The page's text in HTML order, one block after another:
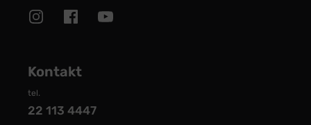
Kontakt
tel.
22 113 4447